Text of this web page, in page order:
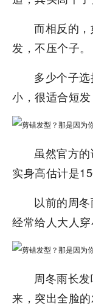
而相反的
发，不压个子。
多少个子
小，很适合短发
虽然官方
实身高估计是
以前的周
经常给人大人穿
周冬雨长
来，突出全脸的